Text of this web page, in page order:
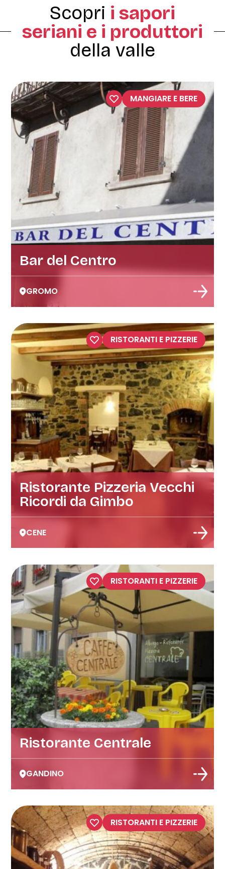
Scopri i sapori
seriani e i produttori
della valle
MANGIARE E BERE
Bar del Centro
GROMO
RISTORANTI E PIZZERIE
Ristorante Pizzeria Vecchi
Ricordi da Gimbo
CENE
RISTORANTI E PIZZERIE
Ristorante Centrale
GANDINO
RISTORANTI E PIZZERIE